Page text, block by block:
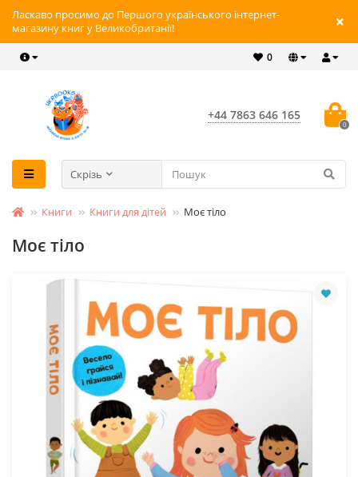
Ласкаво просимо до Першого українського інтернет-
магазину книг у Великобританії!
0
+44 7863 646 165
0
Скрізь
Книги Книги для дітей Моє тіло
Моє тіло